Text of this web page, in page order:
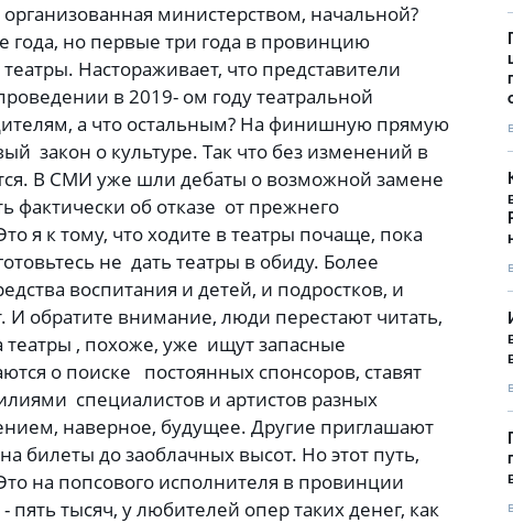
министерством, начальной?
года, но первые три года в провинцию
Настораживает, что представители
в 2019- ом году театральной
а что остальным? На финишную прямую
закон о культуре. Так что без изменений в
В СМИ уже шли дебаты о возможной замене
фактически об отказе от прежнего
я к тому, что ходите в театры почаще, пока
не дать театры в обиду. Более
воспитания и детей, и подростков, и
И обратите внимание, люди перестают читать,
театры , похоже, уже ищут запасные
о поиске постоянных спонсоров, ставят
специалистов и артистов разных
наверное, будущее. Другие приглашают
билеты до заоблачных высот. Но этот путь,
на попсового исполнителя в провинции
пять тысяч, у любителей опер таких денег, как